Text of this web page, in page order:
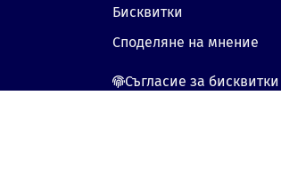
Бисквитки
Споделяне на мнение
Съгласие за бисквитки